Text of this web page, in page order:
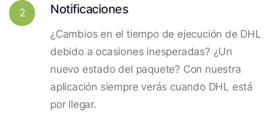
2 Notificaciones
¿Cambios en el tiempo de ejecución de DHL
debido a ocasiones inesperadas? ¿Un
nuevo estado del paquete? Con nuestra
aplicación siempre verás cuando DHL está
por llegar.